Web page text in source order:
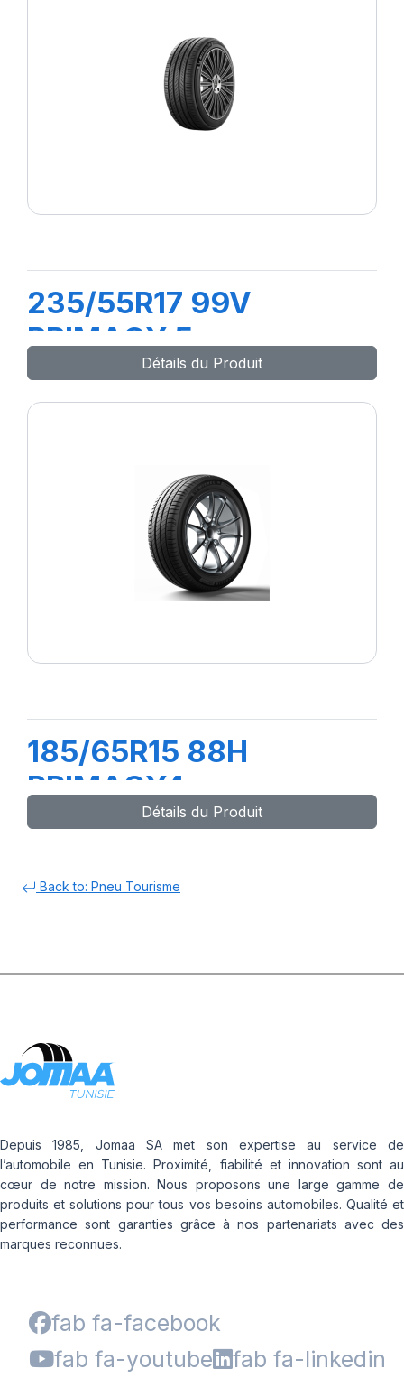
235/55R17 99V
PRIMACY 5
Détails du Produit
185/65R15 88H
PRIMACY4
Détails du Produit
Back to: Pneu Tourisme
Depuis 1985, Jomaa SA met son expertise au service de
l’automobile en Tunisie. Proximité, fiabilité et innovation sont au
cœur de notre mission. Nous proposons une large gamme de
produits et solutions pour tous vos besoins automobiles. Qualité et
performance sont garanties grâce à nos partenariats avec des
marques reconnues.
fab fa-facebook
fab fa-youtube
fab fa-linkedin